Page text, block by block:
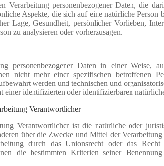
personenbezogener Daten, die
Aspekte, die sich auf eine natürliche Person
Lage, Gesundheit, persönlicher Vorlieben,
zu analysieren oder vorherzusagen.
personenbezogener Daten in einer Weise,
nicht mehr einer spezifischen betroffenen
werden und technischen und
einer identifizierten oder identifizierbaren
Verantwortlicher
Verantwortlicher ist die natürliche oder
über die Zwecke und Mittel der
durch das Unionsrecht oder das Recht
die bestimmten Kriterien seiner